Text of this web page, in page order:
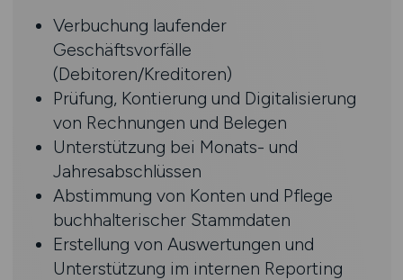
Verbuchung laufender
Geschäftsvorfälle
(Debitoren/Kreditoren)
Prüfung, Kontierung und Digitalisierung
von Rechnungen und Belegen
Unterstützung bei Monats- und
Jahresabschlüssen
Abstimmung von Konten und Pflege
buchhalterischer Stammdaten
Erstellung von Auswertungen und
Unterstützung im internen Reporting